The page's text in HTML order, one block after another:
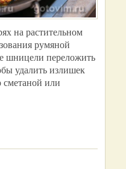
на растительном
румяной
шницели переложить
удалить излишек
сметаной или